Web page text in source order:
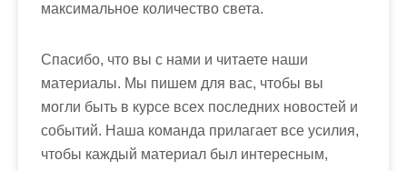
максимальное количество света.
Спасибо, что вы с нами и читаете наши
материалы. Мы пишем для вас, чтобы вы
могли быть в курсе всех последних новостей и
событий. Наша команда прилагает все усилия,
чтобы каждый материал был интересным,